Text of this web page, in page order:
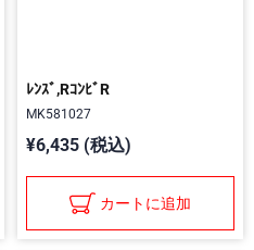
ﾚﾝｽﾞ,RｺﾝﾋﾞR
MK581027
¥6,435 (税込)
カートに追加